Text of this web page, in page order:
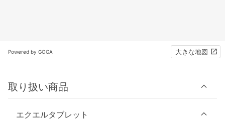
Powered by GOGA 大きな地図
取り扱い商品
エクエルタブレット